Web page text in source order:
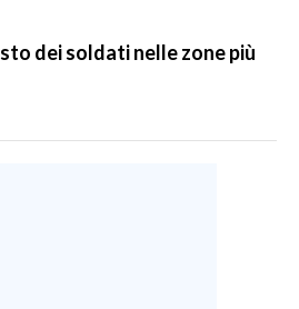
dei soldati nelle zone più